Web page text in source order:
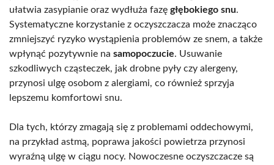
ułatwia zasypianie oraz wydłuża fazę głębokiego snu.
Systematyczne korzystanie z oczyszczacza może znacząco
zmniejszyć ryzyko wystąpienia problemów ze snem, a także
wpłynąć pozytywnie na samopoczucie. Usuwanie
szkodliwych cząsteczek, jak drobne pyły czy alergeny,
przynosi ulgę osobom z alergiami, co również sprzyja
lepszemu komfortowi snu.
Dla tych, którzy zmagają się z problemami oddechowymi,
na przykład astmą, poprawa jakości powietrza przynosi
wyraźną ulgę w ciągu nocy. Nowoczesne oczyszczacze są